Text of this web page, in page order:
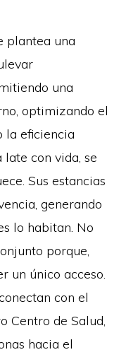
plantea una
una
optimizando el
la eficiencia
con vida, se
Sus estancias
generando
lo habitan. No
porque,
un único acceso.
con el
Centro de Salud,
hacia el